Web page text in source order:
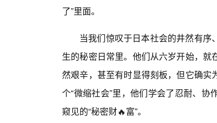
了”里面。
当我们惊叹于日本社会的井然有
生的秘密日常里。他们从六岁开始，
然艰辛，甚至有时显得刻板，但它确
个“微缩社会”里，他们学会了忍耐、
窥见的“秘密财🔥富”。